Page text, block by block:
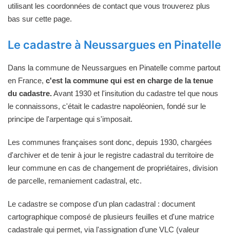
utilisant les coordonnées de contact que vous trouverez plus
bas sur cette page.
Le cadastre à Neussargues en Pinatelle
Dans la commune de Neussargues en Pinatelle comme partout
en France, c'est la commune qui est en charge de la tenue
du cadastre.Avant 1930 et l'insitution du cadastre tel que nous
le connaissons, c'était le cadastre napoléonien, fondé sur le
principe de l'arpentage qui s'imposait.
Les communes françaises sont donc, depuis 1930, chargées
d'archiver et de tenir à jour le registre cadastral du territoire de
leur commune en cas de changement de propriétaires, division
de parcelle, remaniement cadastral, etc.
Le cadastre se compose d'un plan cadastral : document
cartographique composé de plusieurs feuilles et d'une matrice
cadastrale qui permet, via l'assignation d'une VLC (valeur